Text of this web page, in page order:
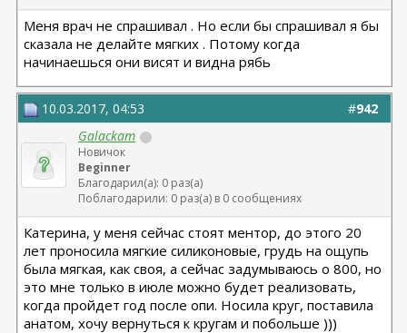
Меня врач не спрашивал . Но если бы спрашивал я бы
сказала не делайте мягких . Потому когда
начинаешься они висят и видна рябь
#942
10.03.2017, 04:53
Galackam
Новичок
Beginner
Благодарил(а): 0 раз(а)
Поблагодарили: 0 раз(а) в 0 сообщениях
Катерина, у меня сейчас стоят ментор, до этого 20
лет проносила мягкие силиконовые, грудь на ощупь
была мягкая, как своя, а сейчас задумываюсь о 800, но
это мне только в июле можно будет реализовать,
когда пройдет год после опи. Носила круг, поставила
анатом, хочу вернуться к кругам и побольше )))